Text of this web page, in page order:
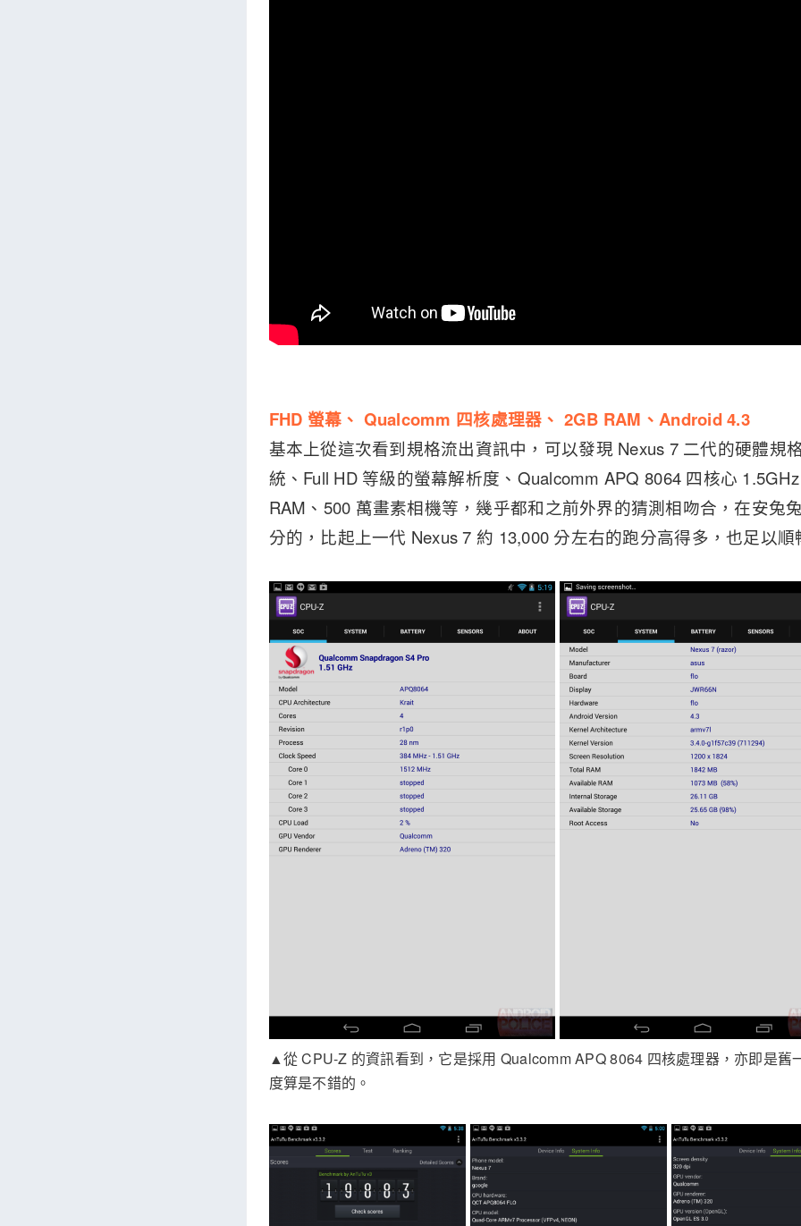
FHD 螢幕、 Qualcomm 四核處理器、 2GB RAM、Android 4.3
基本上從這次看到規格流出資訊中，可以發現 Nexus 7 二代的硬體規
統、Full HD 等級的螢幕解析度、Qualcomm APQ 8064 四核心
RAM、500 萬畫素相機等，幾乎都和之前外界的猜測相吻合，在安兔
分的，比起上一代 Nexus 7 約 13,000 分左右的跑分高得多，也足以
▲從 CPU-Z 的資訊看到，它是採用 Qualcomm APQ 8064 四核處理器，亦即是舊
度算是不錯的。